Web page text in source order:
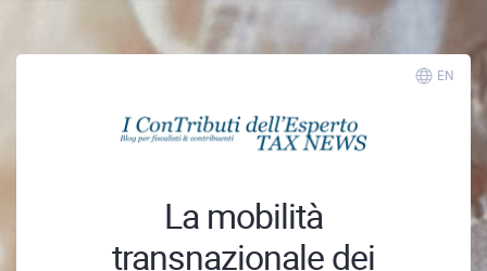
EN
La mobilità
transnazionale dei